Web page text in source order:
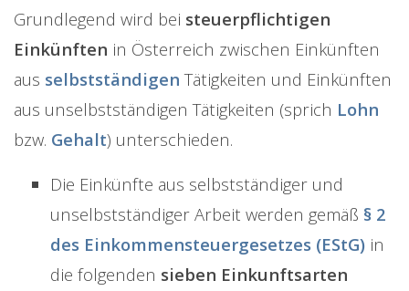
Grundlegend wird bei steuerpflichtigen
Einkünften in Österreich zwischen Einkünften
aus selbstständigen Tätigkeiten und Einkünften
aus unselbstständigen Tätigkeiten (sprich Lohn
bzw. Gehalt) unterschieden.
Die Einkünfte aus selbstständiger und
unselbstständiger Arbeit werden gemäß § 2
des Einkommensteuergesetzes (EStG) in
die folgenden sieben Einkunftsarten